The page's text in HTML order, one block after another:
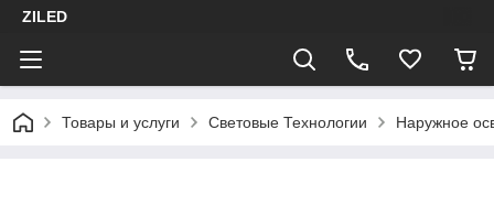
ZILED
Товары и услуги Световые Технологии Наружное